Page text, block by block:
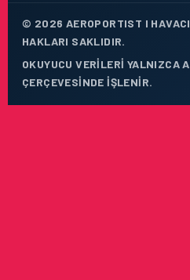
© 2026 AEROPORTIST I
HAKLARI SAKLIDIR.
OKUYUCU VERILERI YALNIZCA
ÇERÇEVESINDE IŞLENIR.